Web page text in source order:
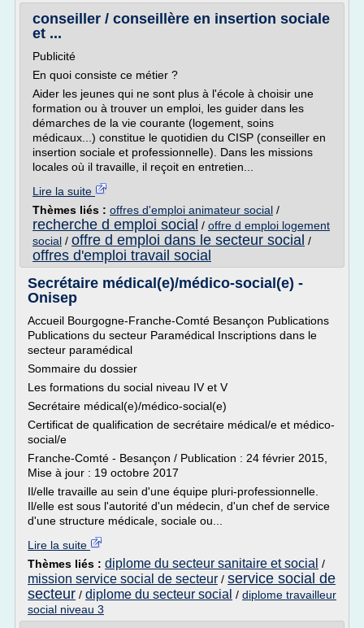
conseiller / conseillère en insertion sociale
et ...
Publicité
En quoi consiste ce métier ?
Aider les jeunes qui ne sont plus à l'école à choisir une
formation ou à trouver un emploi, les guider dans les
démarches de la vie courante (logement, soins
médicaux...) constitue le quotidien du CISP (conseiller en
insertion sociale et professionnelle). Dans les missions
locales où il travaille, il reçoit en entretien...
Lire la suite
Thèmes liés : offres d'emploi animateur social /
recherche d emploi social / offre d emploi logement
social / offre d emploi dans le secteur social /
offres d'emploi travail social
Secrétaire médical(e)/médico-social(e) -
Onisep
Accueil Bourgogne-Franche-Comté Besançon Publications
Publications du secteur Paramédical Inscriptions dans le
secteur paramédical
Sommaire du dossier
Les formations du social niveau IV et V
Secrétaire médical(e)/médico-social(e)
Certificat de qualification de secrétaire médical/e et médico-
social/e
Franche-Comté - Besançon / Publication : 24 février 2015,
Mise à jour : 19 octobre 2017
Il/elle travaille au sein d'une équipe pluri-profession­nelle.
Il/elle est sous l'autorité d'un médecin, d'un chef de service
d'une structure médicale, sociale ou...
Lire la suite
Thèmes liés : diplome du secteur sanitaire et social /
mission service social de secteur / service social de
secteur / diplome du secteur social / diplome travailleur
social niveau 3